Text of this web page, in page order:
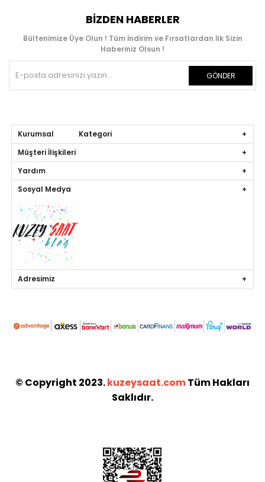
BIZDEN HABERLER
Bültenimize Üye Olun ! Tüm İndirim ve Fırsatlardan İlk Sizin
Haberiniz Olsun !
GÖNDER
Kurumsal Kategori
Müşteri İlişkileri
Yardım
Sosyal Medya
Adresimiz
© Copyright 2023.kuzeysaat.comTüm Hakları
Saklıdır.